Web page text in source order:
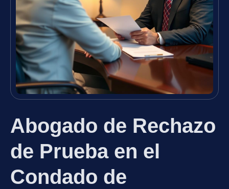
Abogado de Rechazo
de Prueba en el
Condado de